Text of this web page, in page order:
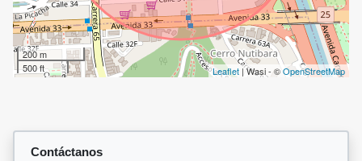
200 m
500 ft
Leaflet | Wasi - ©OpenStreetMap
Contáctanos